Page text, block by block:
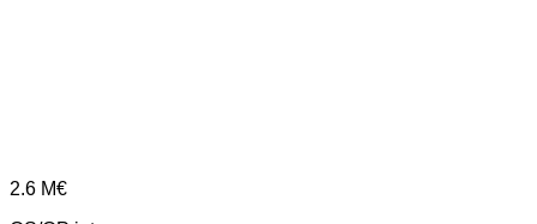
2.6 M€